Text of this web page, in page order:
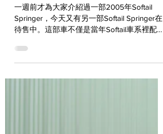
Springer
一週前才為大家介紹過一部2005年Softail
Springer，今天又有另一部Softail Springer在
待售中。這部車不僅是當年Softail車系裡配備
聲的哈雷玩家們最青睞的...